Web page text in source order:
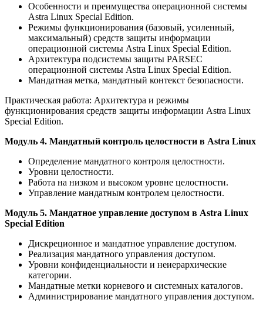
Особенности и преимущества операционной системы
Astra Linux Special Edition.
Режимы функционирования (базовый, усиленный,
максимальный) средств защиты информации
операционной системы Astra Linux Special Edition.
Архитектура подсистемы защиты PARSEC
операционной системы Astra Linux Special Edition.
Мандатная метка, мандатный контекст безопасности.
Практическая работа: Архитектура и режимы
функционирования средств защиты информации Astra Linux
Special Edition.
Модуль 4. Мандатный контроль целостности в Astra Linux
Определение мандатного контроля целостности.
Уровни целостности.
Работа на низком и высоком уровне целостности.
Управление мандатным контролем целостности.
Модуль 5. Мандатное управление доступом в Astra Linux
Special Edition
Дискреционное и мандатное управление доступом.
Реализация мандатного управления доступом.
Уровни конфиденциальности и неиерархические
категории.
Мандатные метки корневого и системных каталогов.
Администрирование мандатного управления доступом.